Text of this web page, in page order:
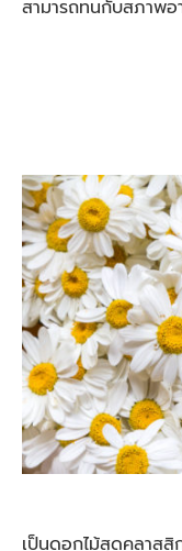
สามารถทนกับสภาพอ
เป็นดอกไม้สุดคลาส